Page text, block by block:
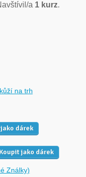
a 1 kurz.
na trh
dárek
Koupit jako dárek
Ználky)